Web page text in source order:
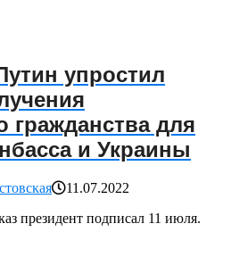
упростил
гражданства для
и Украины
11.07.2022
президент подписал 11 июля.